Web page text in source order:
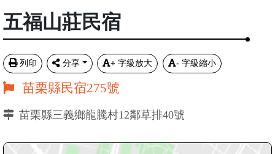
五福山莊民宿
列印 分享 + 字級放大 - 字級縮小
苗栗縣民宿275號
苗栗縣三義鄉龍騰村12鄰草排40號